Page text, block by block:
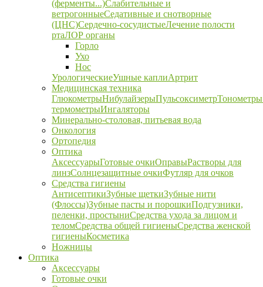
(ферменты...)Слабительные и
ветрогонныеСедативные и снотворные
(ЦНС)Сердечно-сосудистыеЛечение полости
ртаЛОР органы
Горло
Ухо
Нос
УрологическиеУшные каплиАртрит
Медицинская техника
ГлюкометрыНибулайзерыПульсоксиметрТонометры
термометрыИнгаляторы
Минерально-столовая, питьевая вода
Онкология
Ортопедия
Оптика
АксессуарыГотовые очкиОправыРастворы для
линзСолнцезащитные очкиФутляр для очков
Средства гигиены
АнтисептикиЗубные щеткиЗубные нити
(Флоссы)Зубные пасты и порошкиПодгузники,
пеленки, простыниСредства ухода за лицом и
теломСредства общей гигиеныСредства женской
гигиеныКосметика
Ножницы
Оптика
Аксессуары
Готовые очки